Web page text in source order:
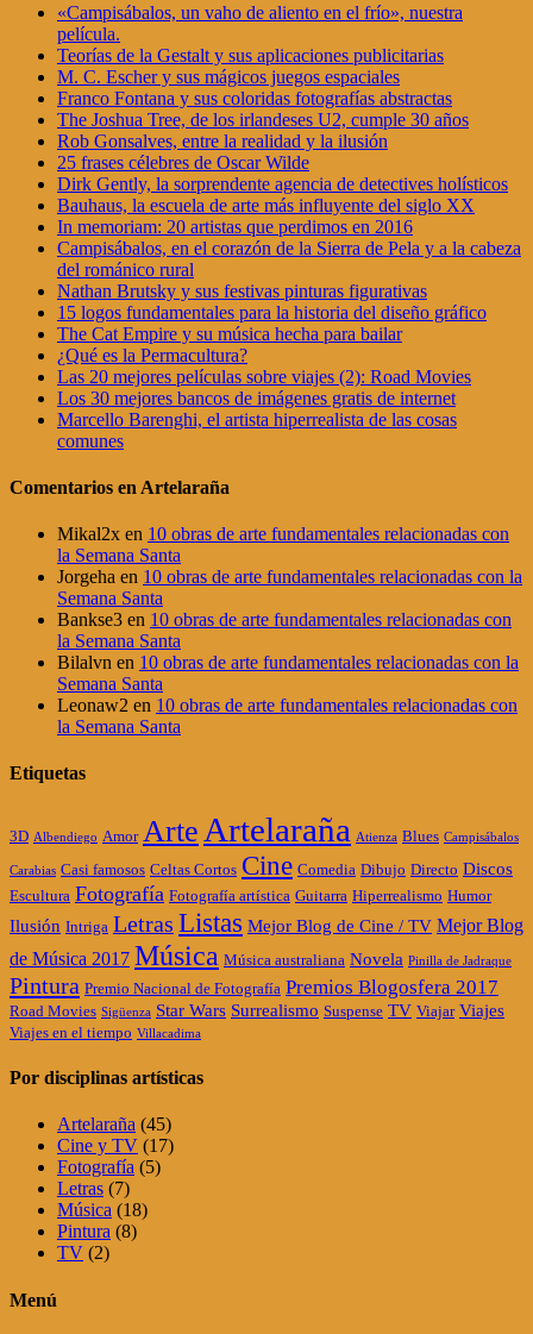
«Campisábalos, un vaho de aliento en el frío», nuestra
película.
Teorías de la Gestalt y sus aplicaciones publicitarias
M. C. Escher y sus mágicos juegos espaciales
Franco Fontana y sus coloridas fotografías abstractas
The Joshua Tree, de los irlandeses U2, cumple 30 años
Rob Gonsalves, entre la realidad y la ilusión
25 frases célebres de Oscar Wilde
Dirk Gently, la sorprendente agencia de detectives holísticos
Bauhaus, la escuela de arte más influyente del siglo XX
In memoriam: 20 artistas que perdimos en 2016
Campisábalos, en el corazón de la Sierra de Pela y a la cabeza
del románico rural
Nathan Brutsky y sus festivas pinturas figurativas
15 logos fundamentales para la historia del diseño gráfico
The Cat Empire y su música hecha para bailar
¿Qué es la Permacultura?
Las 20 mejores películas sobre viajes (2): Road Movies
Los 30 mejores bancos de imágenes gratis de internet
Marcello Barenghi, el artista hiperrealista de las cosas
comunes
Comentarios en Artelaraña
Mikal2x en 10 obras de arte fundamentales relacionadas con
la Semana Santa
Jorgeha en 10 obras de arte fundamentales relacionadas con la
Semana Santa
Bankse3 en 10 obras de arte fundamentales relacionadas con
la Semana Santa
Bilalvn en 10 obras de arte fundamentales relacionadas con la
Semana Santa
Leonaw2 en 10 obras de arte fundamentales relacionadas con
la Semana Santa
Etiquetas
3D Albendiego Amor Arte Artelaraña Atienza Blues Campisábalos
Carabias Casi famosos Celtas Cortos Cine Comedia Dibujo Directo Discos
Escultura Fotografía Fotografía artística Guitarra Hiperrealismo Humor
Ilusión Intriga Letras Listas Mejor Blog de Cine / TV Mejor Blog
de Música 2017 Música Música australiana Novela Pinilla de Jadraque
Pintura Premio Nacional de Fotografía Premios Blogosfera 2017
Road Movies Sigüenza Star Wars Surrealismo Suspense TV Viajar Viajes
Viajes en el tiempo Villacadima
Por disciplinas artísticas
Artelaraña (45)
Cine y TV (17)
Fotografía (5)
Letras (7)
Música (18)
Pintura (8)
TV (2)
Menú